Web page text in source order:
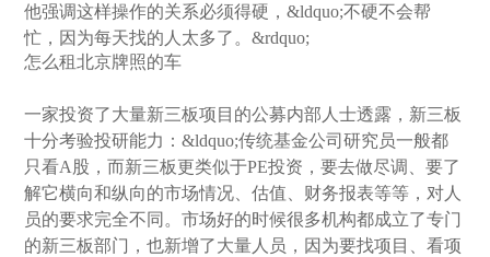
他强调这样操作的关系必须得硬，&ldquo;不硬不会帮
忙，因为每天找的人太多了。&rdquo;
怎么租北京牌照的车
一家投资了大量新三板项目的公募内部人士透露，新三板
十分考验投研能力：&ldquo;传统基金公司研究员一般都
只看A股，而新三板更类似于PE投资，要去做尽调、要了
解它横向和纵向的市场情况、估值、财务报表等等，对人
员的要求完全不同。市场好的时候很多机构都成立了专门
的新三板部门，也新增了大量人员，因为要找项目、看项